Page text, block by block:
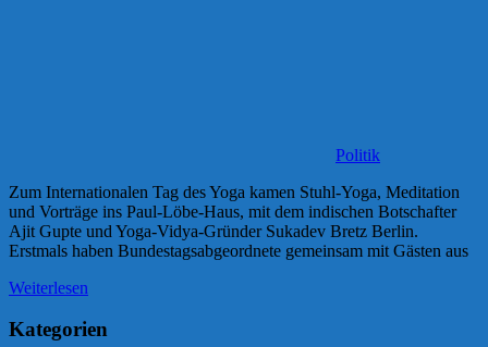
Politik
Zum Internationalen Tag des Yoga kamen Stuhl-Yoga, Meditation
und Vorträge ins Paul-Löbe-Haus, mit dem indischen Botschafter
Ajit Gupte und Yoga-Vidya-Gründer Sukadev Bretz Berlin.
Erstmals haben Bundestagsabgeordnete gemeinsam mit Gästen aus
Weiterlesen
Kategorien